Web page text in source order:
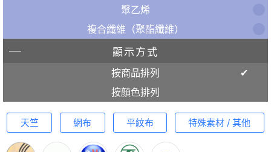
聚乙烯
複合纖維（聚酯纖維）
顯示方式
按商品排列
按顏色排列
天竺 網布 平紋布 特殊素材 / 其他